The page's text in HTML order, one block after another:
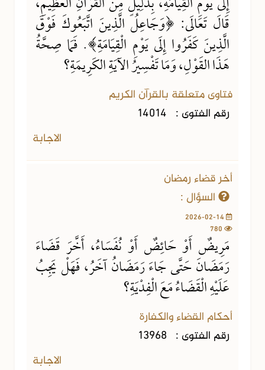
قَالَ تَعَالَى: ﴿وَجَاعِلُ الَّذِينَ اتَّبَعُوكَ فَوْقَ
الَّذِينَ كَفَرُوا إِلَى يَوْمِ الْقِيَامَةِ﴾. فَمَا صِحَّةُ
هَذَا القَوْلِ، وَمَا تَفْسِيرُ الآيَةِ الكَرِيمَةِ؟
فتاوى متعلقة بالقرآن الكريم
رقم الفتوى : 14014
الاجابة
أخر قضاء رمضان
السؤال :
مَرِيضٌ أَوْ حَائِضٌ أَوْ نُفَسَاءُ، أَخَّرَ قَضَاءَ
رَمَضَانَ حَتَّى جَاءَ رَمَضَانُ آخَرُ، فَهَلْ يَجِبُ
عَلَيْهِ الْقَضَاءُ مَعَ الْفِدْيَةِ؟
أحكام القضاء والكفارة
رقم الفتوى : 13968
الاجابة